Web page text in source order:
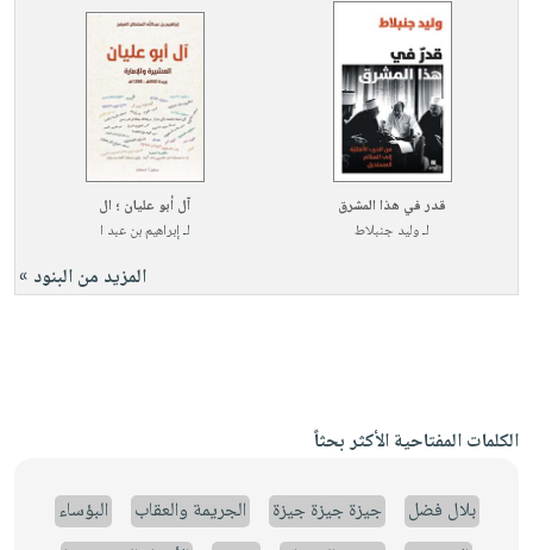
قدر في هذا المشرق
لـوليد جنبلاط
آل أبو عليان ؛ ال
لـإبراهيم بن عبد ا
المزيد من البنود »
الكلمات المفتاحية الأكثر بحثاً
بلال فضل جيزة جيزة جيزة الجريمة والعقاب
البؤساء